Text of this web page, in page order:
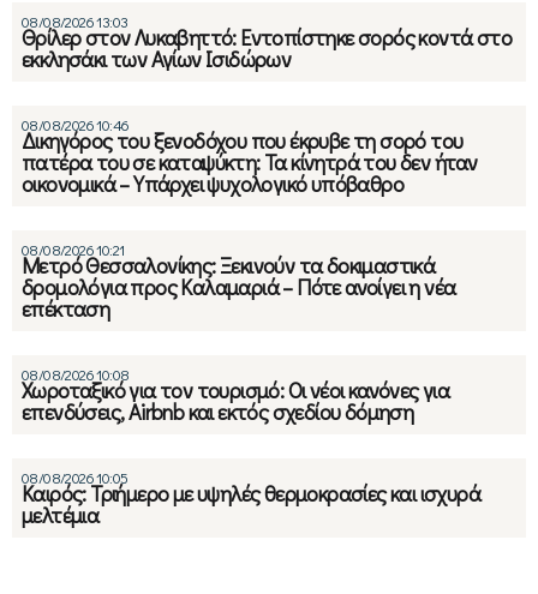
08/08/2026 13:03
Θρίλερ στον Λυκαβηττό: Εντοπίστηκε σορός κοντά στο
εκκλησάκι των Αγίων Ισιδώρων
08/08/2026 10:46
Δικηγόρος του ξενοδόχου που έκρυβε τη σορό του
πατέρα του σε καταψύκτη: Τα κίνητρά του δεν ήταν
οικονομικά – Υπάρχει ψυχολογικό υπόβαθρο
08/08/2026 10:21
Μετρό Θεσσαλονίκης: Ξεκινούν τα δοκιμαστικά
δρομολόγια προς Καλαμαριά – Πότε ανοίγει η νέα
επέκταση
08/08/2026 10:08
Χωροταξικό για τον τουρισμό: Οι νέοι κανόνες για
επενδύσεις, Airbnb και εκτός σχεδίου δόμηση
08/08/2026 10:05
Καιρός: Τριήμερο με υψηλές θερμοκρασίες και ισχυρά
μελτέμια